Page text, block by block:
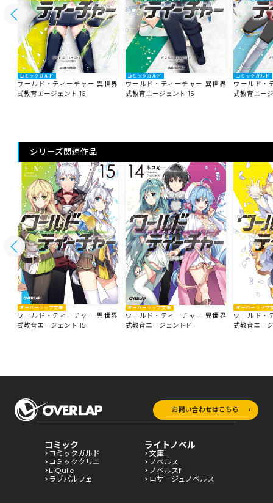
コミックガルド
ワールド・ティーチャー 異世界
式教育エージェント 16
コミックガルド
ワールド・ティーチャー 異世界
式教育エージェント 15
コミックガルド
ワールド・
式教育エー
シリーズ関連作品
オーバーラップ文庫
ワールド・ティーチャー 異世界
式教育エージェント 15
オーバーラップ文庫
ワールド・ティーチャー 異世界
式教育エージェント14
オーバーラップ
ワールド・
式教育エー
お問い合わせはこちら
コミック
コミックガルド
コミッククリエ
LiQulle
ラブパルフェ
ライトノベル
文庫
ノベルス
ノベルスf
ロサージュノベルス